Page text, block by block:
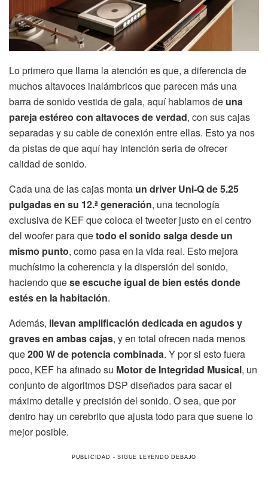
Lo primero que llama la atención es que, a diferencia de
muchos altavoces inalámbricos que parecen más una
barra de sonido vestida de gala, aquí hablamos de una
pareja estéreo con altavoces de verdad, con sus cajas
separadas y su cable de conexión entre ellas. Esto ya nos
da pistas de que aquí hay intención seria de ofrecer
calidad de sonido.
Cada una de las cajas monta un driver Uni-Q de 5.25
pulgadas en su 12.ª generación, una tecnología
exclusiva de KEF que coloca el tweeter justo en el centro
del woofer para quetodo el sonido salga desde un
mismo punto, como pasa en la vida real. Esto mejora
muchísimo la coherencia y la dispersión del sonido,
haciendo quese escuche igual de bien estés donde
estés en la habitación.
Además, llevan amplificación dedicada en agudos y
graves en ambas cajas, y en total ofrecen nada menos
que200 W de potencia combinada. Y por si esto fuera
poco, KEF ha afinado su Motor de Integridad Musical, un
conjunto de algoritmos DSP diseñados para sacar el
máximo detalle y precisión del sonido. O sea, que por
dentro hay un cerebrito que ajusta todo para que suene lo
mejor posible.